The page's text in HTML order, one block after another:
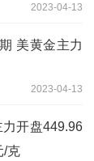
2023-04-13
美黄金主力
2023-04-13
开盘449.96
/克